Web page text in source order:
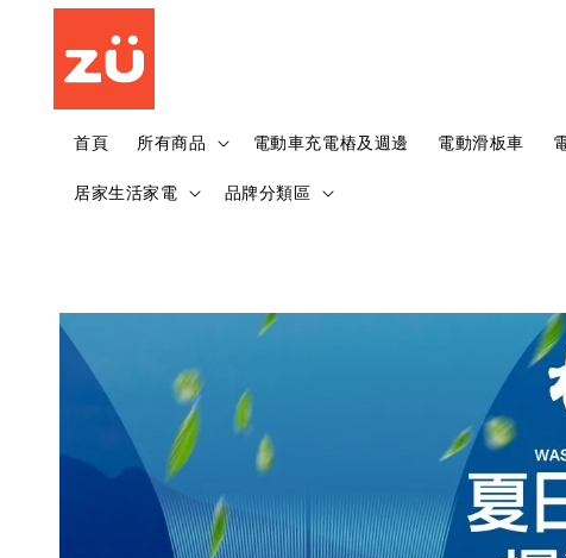
首頁 所有商品 電動車充電樁及週邊 電動滑板車
居家生活家電 品牌分類區